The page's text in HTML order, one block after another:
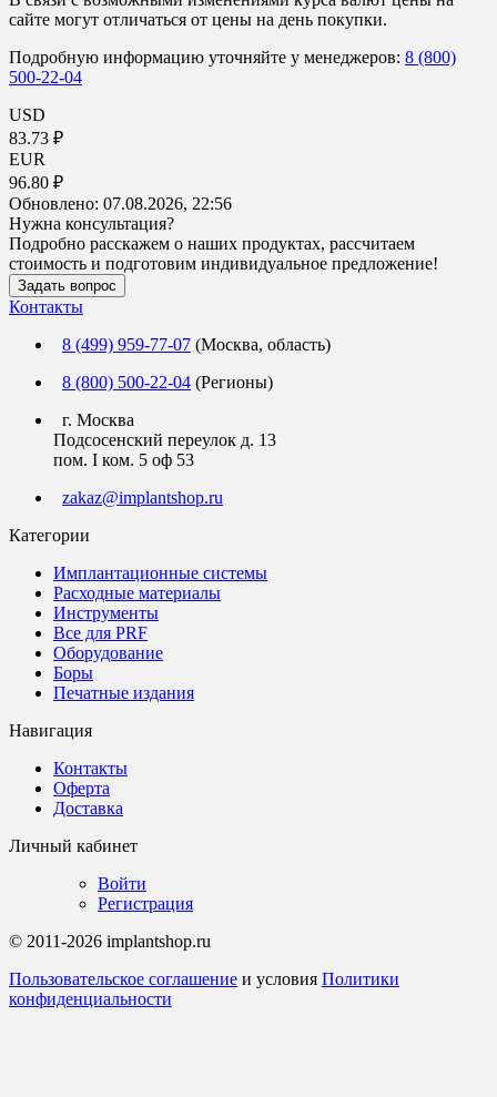
сайте могут отличаться от цены на день покупки.
Подробную информацию уточняйте у менеджеров: 8 (800)
500-22-04
USD
83.73 ₽
EUR
96.80 ₽
Обновлено: 07.08.2026, 22:56
Нужна консультация?
Подробно расскажем о наших продуктах, рассчитаем
стоимость и подготовим индивидуальное предложение!
Задать вопрос
Контакты
8 (499) 959-77-07 (Москва, область)
8 (800) 500-22-04 (Регионы)
г. Москва
Подсосенский переулок д. 13
пом. I ком. 5 оф 53
zakaz@implantshop.ru
Категории
Имплантационные системы
Расходные материалы
Инструменты
Все для PRF
Оборудование
Боры
Печатные издания
Навигация
Контакты
Оферта
Доставка
Личный кабинет
Войти
Регистрация
© 2011-2026 implantshop.ru
Пользовательское соглашение и условия Политики
конфиденциальности